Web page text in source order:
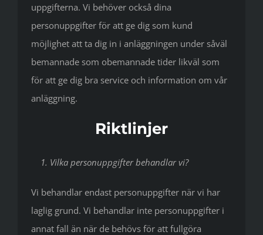
uppgifterna. Vi behöver också dina
personuppgifter för att ge dig som kund
möjlighet att ta dig in i anläggningen under såväl
bemannade som obemannade tider likväl som
för att ge dig bra service och information om vår
anläggning.
Riktlinjer
1. Vilka personuppgifter behandlar vi?
Vi behandlar endast personuppgifter när vi har
laglig grund. Vi behandlar inte personuppgifter i
annat fall än när de behövs för att fullgöra